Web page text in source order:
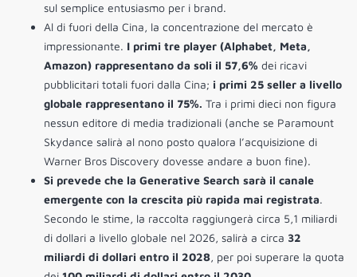
sul semplice entusiasmo per i brand.
Al di fuori della Cina, la concentrazione del mercato è
impressionante. I primi tre player (Alphabet, Meta,
Amazon) rappresentano da soli il 57,6% dei ricavi
pubblicitari totali fuori dalla Cina; i primi 25 seller a livello
globale rappresentano il 75%. Tra i primi dieci non figura
nessun editore di media tradizionali (anche se Paramount
Skydance salirà al nono posto qualora l’acquisizione di
Warner Bros Discovery dovesse andare a buon fine).
Si prevede che la Generative Search sarà il canale
emergente con la crescita più rapida mai registrata.
Secondo le stime, la raccolta raggiungerà circa 5,1 miliardi
di dollari a livello globale nel 2026, salirà a circa 32
miliardi di dollari entro il 2028, per poi superare la quota